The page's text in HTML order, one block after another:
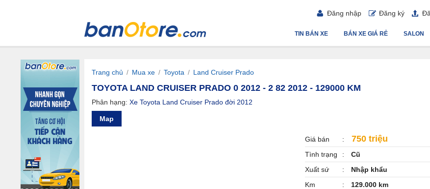
Đăng nhập Đăng ký
SALON
BÁN XE GIÁ RẺ
TIN BÁN XE
Trang chủ / Mua xe / Toyota / Land Cruiser Prado
TOYOTA LAND CRUISER PRADO 0 2012 - 2 82 2012 - 129000 KM
Phân hạng: Xe Toyota Land Cruiser Prado đời 2012
Map
Giá bán 750 triệu
Tình trạng
Cũ
Xuất sứ
Nhập khẩu
Km
129.000 km